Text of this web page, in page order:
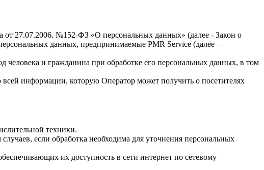
от 27.07.2006. №152-ФЗ «О персональных данных» (далее - Закон о
данных, предпринимаемые PMR Service (далее –
человека и гражданина при обработке его персональных данных, в том
информации, которую Оператор может получить о посетителях
техники.
если обработка необходима для уточнения персональных
их доступность в сети интернет по сетевому